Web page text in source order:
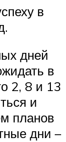
в
дней
в
2, 8 и 13
и
планов
дни –